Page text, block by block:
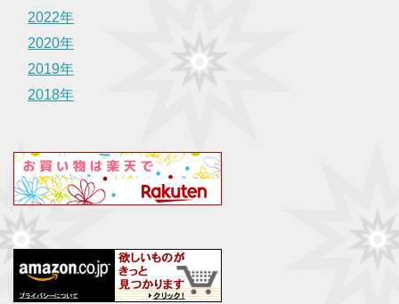
2022年
2020年
2019年
2018年